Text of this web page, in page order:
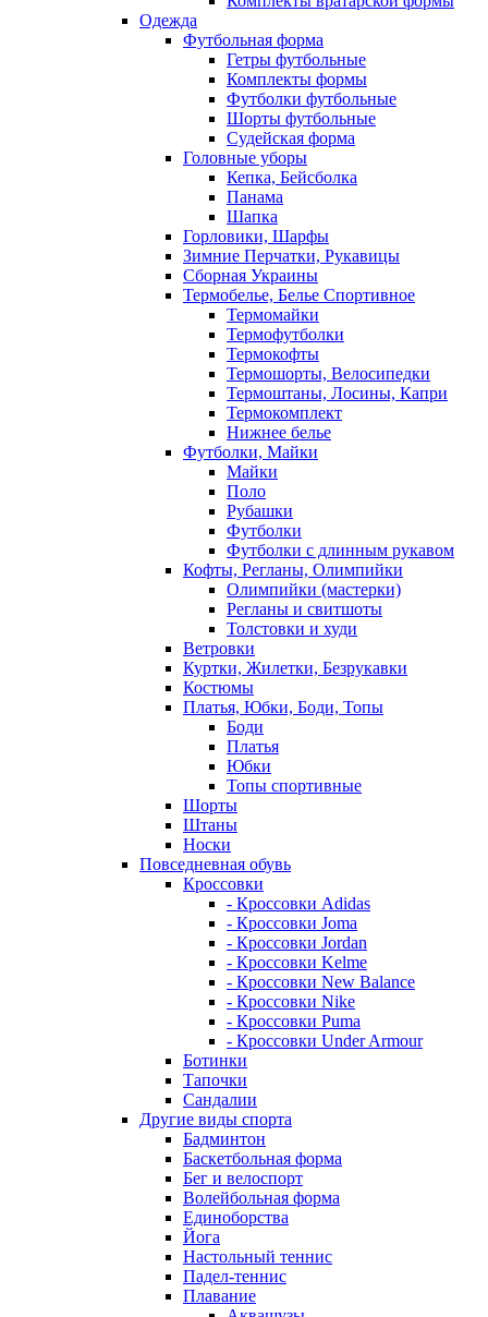
Одежда
Футбольная форма
Гетры футбольные
Комплекты формы
Футболки футбольные
Шорты футбольные
Судейская форма
Головные уборы
Кепка, Бейсболка
Панама
Шапка
Горловики, Шарфы
Зимние Перчатки, Рукавицы
Сборная Украины
Термобелье, Белье Спортивное
Термомайки
Термофутболки
Термокофты
Термошорты, Велосипедки
Термоштаны, Лосины, Капри
Термокомплект
Нижнее белье
Футболки, Майки
Майки
Поло
Рубашки
Футболки
Футболки с длинным рукавом
Кофты, Регланы, Олимпийки
Олимпийки (мастерки)
Регланы и свитшоты
Толстовки и худи
Ветровки
Куртки, Жилетки, Безрукавки
Костюмы
Платья, Юбки, Боди, Топы
Боди
Платья
Юбки
Топы спортивные
Шорты
Штаны
Носки
Повседневная обувь
Кроссовки
- Кроссовки Adidas
- Кроссовки Joma
- Кроссовки Jordan
- Кроссовки Kelme
- Кроссовки New Balance
- Кроссовки Nike
- Кроссовки Puma
- Кроссовки Under Armour
Ботинки
Тапочки
Сандалии
Другие виды спорта
Бадминтон
Баскетбольная форма
Бег и велоспорт
Волейбольная форма
Единоборства
Йога
Настольный теннис
Падел-теннис
Плавание